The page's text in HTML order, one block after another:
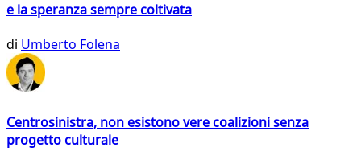
e la speranza sempre coltivata
di Umberto Folena
Centrosinistra, non esistono vere coalizioni senza
progetto culturale